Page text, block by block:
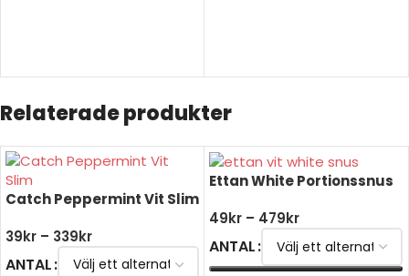
Relaterade produkter
Catch Peppermint Vit Slim
39kr – 339kr
ANTAL
Ettan White Portionssnus
49kr – 479kr
ANTAL